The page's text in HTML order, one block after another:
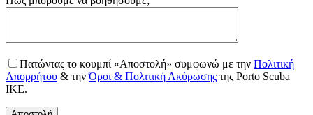
Πατώντας το κουμπί «Αποστολή» συμφωνώ με την Πολιτική
Απορρήτου & τηνΌροι & Πολιτική Ακύρωσης της Porto Scuba
IKE.